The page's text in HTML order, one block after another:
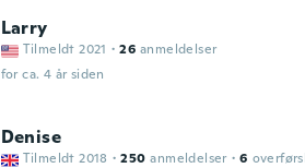
Larry
Tilmeldt 2021 · 26 anmeldelser
for ca. 4 år siden
Denise
Tilmeldt 2018 · 250 anmeldelser · 6